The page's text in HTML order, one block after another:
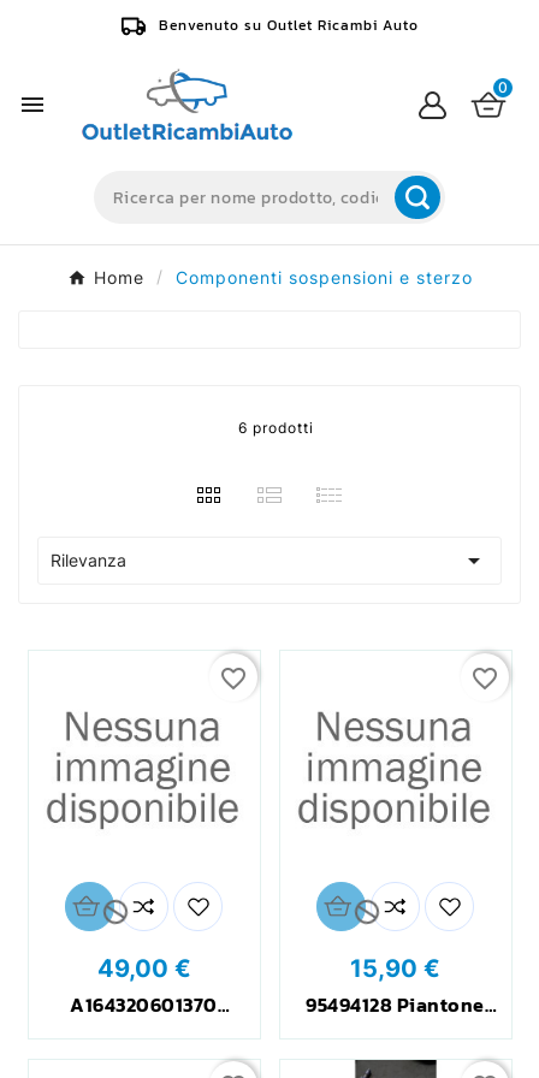
Benvenuto su Outlet Ricambi Auto

0
Home Componenti sospensioni e sterzo
6 prodotti
Rilevanza 

49,00 €
A164320601370
favorite_border

15,90 €
95494128 Piantone
favorite_border